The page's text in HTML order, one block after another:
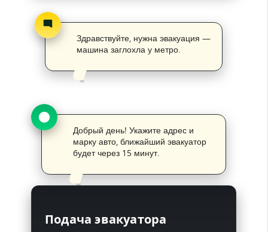
Здравствуйте, нужна эвакуация —
машина заглохла у метро.
Подача эвакуатора
Добрый день! Укажите адрес и
марку авто, ближайший эвакуатор
будет через 15 минут.